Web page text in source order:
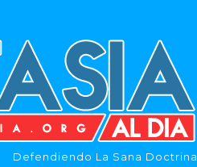
Defendiendo La Sana Doctrina.